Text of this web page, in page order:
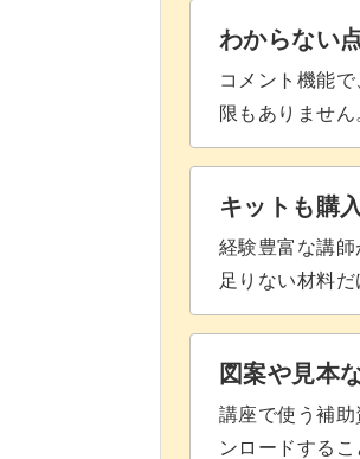
ひとつのアートの
ジェルを目的に応
エキゾチックなこ
みなさまのご参加
わからない
コメント機能
限もありません
キットも購
経験豊富な講師
足りない材料
図案や見本
講座で使う補
ンロードするこ